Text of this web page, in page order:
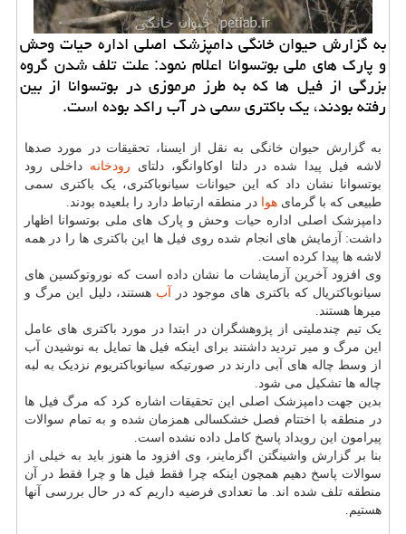
به گزارش حیوان خانگی دامپزشك اصلی اداره حیات وحش
و پارك های ملی بوتسوانا اعلام نمود: علت تلف شدن گروه
بزرگی از فیل ها كه به طرز مرموزی در بوتسوانا از بین
رفته بودند، یك باكتری سمی در آب راكد بوده است.
به گزارش حیوان خانگی به نقل از ایسنا، تحقیقات در مورد صدها
لاشه فیل پیدا شده در دلتا اوکاوانگو، دلتای رودخانه داخلی رود
بوتسوانا نشان داد که این حیوانات سیانوباکتری، یک باکتری سمی
طبیعی که با گرمای هوا در منطقه ارتباط دارد را بلعیده بودند.
دامپزشک اصلی اداره حیات وحش و پارک های ملی بوتسوانا اظهار
داشت: آزمایش های انجام شده روی فیل ها این باکتری ها را در همه
لاشه ها پیدا کرده است.
وی افزود آخرین آزمایشات ما نشان داده است که نوروتوکسین های
سیانوباکتریال که باکتری های موجود در
آب هستند، دلیل این مرگ و
میرها هستند.
یک تیم چندملیتی از پژوهشگران در ابتدا در مورد باکتری های عامل
این مرگ و میر تردید داشتند برای اینکه فیل ها تمایل به نوشیدن آب
از وسط چاله های آبی دارند در صورتیکه سیانوباکتریوم نزدیک به لبه
چاله ها تشکیل می شود.
بدین جهت دامپزشک اصلی این تحقیقات اشاره کرد که مرگ فیل ها
در منطقه با اختتام فصل خشکسالی همزمان شده و به تمام سوالات
پیرامون این رویداد پاسخ کامل داده نشده است.
بنا بر گزارش واشینگتن اگزماینر، وی افزود ما هنوز باید به خیلی از
سوالات پاسخ دهیم همچون اینکه چرا فقط فیل ها و چرا فقط در آن
منطقه تلف شده اند. ما تعدادی فرضیه داریم که در حال بررسی آنها
هستیم.